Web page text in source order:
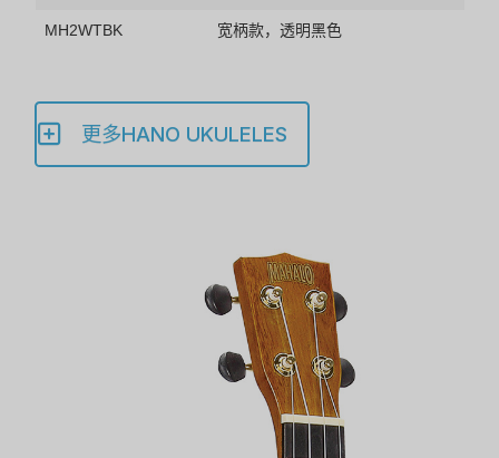
MH2WTBK 宽柄款，透明黑色
更多HANO UKULELES